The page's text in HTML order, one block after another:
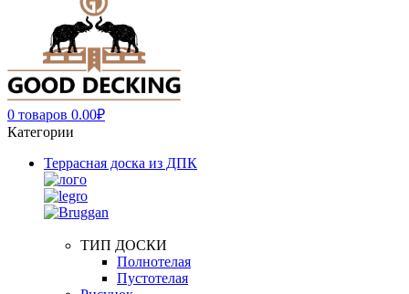
0 товаров 0.00₽
Категории
Террасная доска из ДПК
ТИП ДОСКИ
Полнотелая
Пустотелая